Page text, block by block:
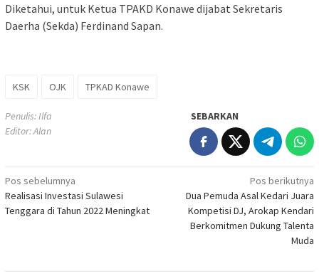
Diketahui, untuk Ketua TPAKD Konawe dijabat Sekretaris
Daerha (Sekda) Ferdinand Sapan.
KSK OJK TPKAD Konawe
Penulis: Ilfa
Editor: Alan
SEBARKAN
Navigasi
pos
Pos sebelumnya
Realisasi Investasi Sulawesi
Tenggara di Tahun 2022 Meningkat
Pos berikutnya
Dua Pemuda Asal Kedari Juara
Kompetisi DJ, Arokap Kendari
Berkomitmen Dukung Talenta
Muda